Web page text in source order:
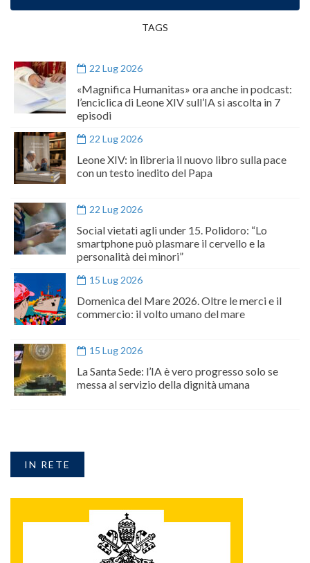
TAGS
22 Lug 2026
«Magnifica Humanitas» ora anche in podcast:
l’enciclica di Leone XIV sull’IA si ascolta in 7
episodi
22 Lug 2026
Leone XIV: in libreria il nuovo libro sulla pace
con un testo inedito del Papa
22 Lug 2026
Social vietati agli under 15. Polidoro: “Lo
smartphone può plasmare il cervello e la
personalità dei minori”
15 Lug 2026
Domenica del Mare 2026. Oltre le merci e il
commercio: il volto umano del mare
15 Lug 2026
La Santa Sede: l’IA è vero progresso solo se
messa al servizio della dignità umana
IN RETE